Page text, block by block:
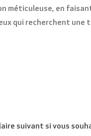
méticuleuse, en
qui recherchent une
suivant si vous